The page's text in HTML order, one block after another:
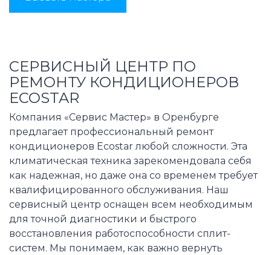
СЕРВИСНЫЙ ЦЕНТР ПО
РЕМОНТУ КОНДИЦИОНЕРОВ
ECOSTAR
Компания «Сервис Мастер» в Оренбурге
предлагает профессиональный ремонт
кондиционеров Ecostar любой сложности. Эта
климатическая техника зарекомендовала себя
как надежная, но даже она со временем требует
квалифицированного обслуживания. Наш
сервисный центр оснащен всем необходимым
для точной диагностики и быстрого
восстановления работоспособности сплит-
систем. Мы понимаем, как важно вернуть